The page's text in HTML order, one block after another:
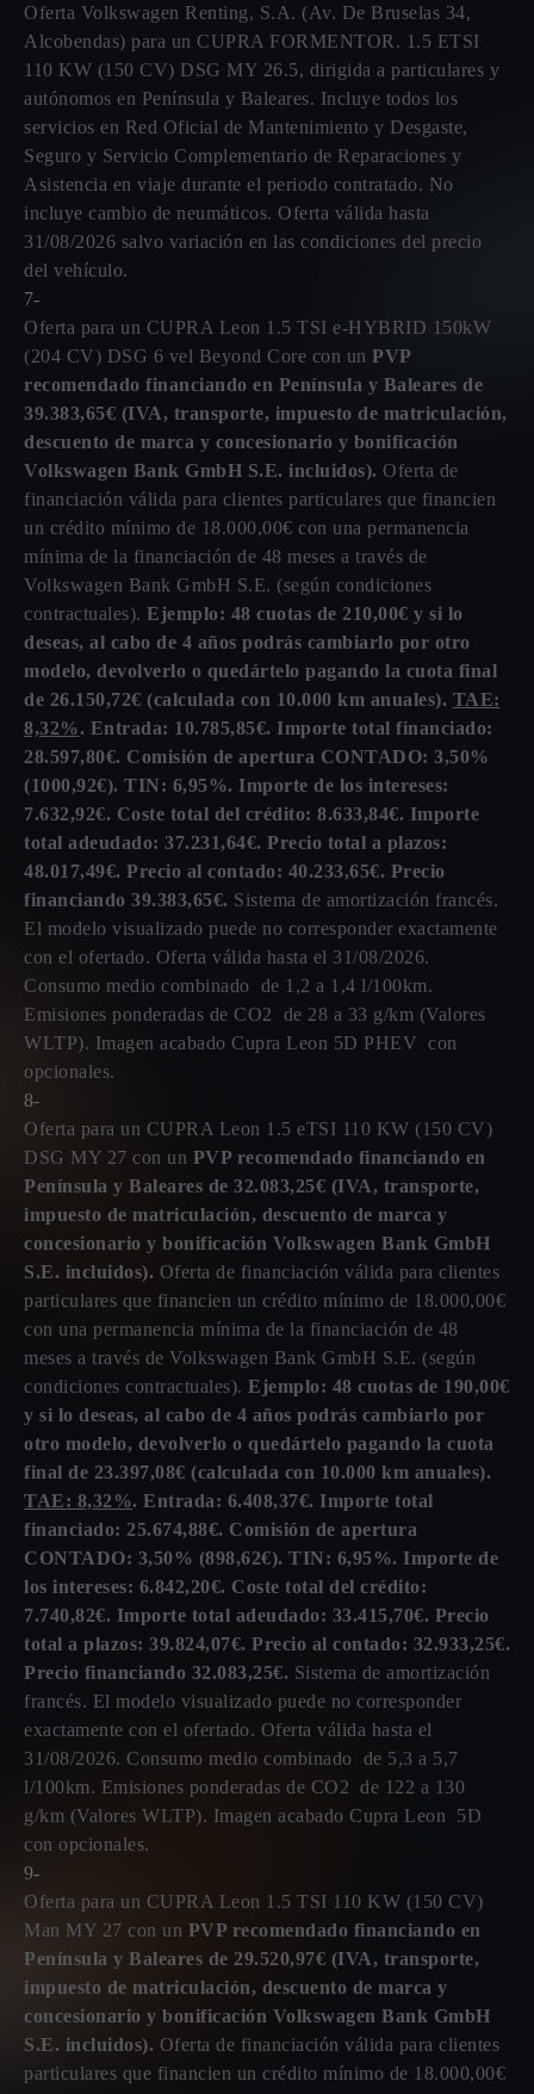
Oferta Volkswagen Renting, S.A. (Av. De Bruselas 34,
Alcobendas) para un CUPRA FORMENTOR. 1.5 ETSI
110 KW (150 CV) DSG MY 26.5, dirigida a particulares y
autónomos en Península y Baleares. Incluye todos los
servicios en Red Oficial de Mantenimiento y Desgaste,
Seguro y Servicio Complementario de Reparaciones y
Asistencia en viaje durante el periodo contratado. No
incluye cambio de neumáticos. Oferta válida hasta
31/08/2026 salvo variación en las condiciones del precio
del vehículo.
7-
Oferta para un CUPRA Leon 1.5 TSI e-HYBRID 150kW
(204 CV) DSG 6 vel Beyond Core con un PVP
recomendado financiando en Península y Baleares de
39.383,65€ (IVA, transporte, impuesto de matriculación,
descuento de marca y concesionario y bonificación
Volkswagen Bank GmbH S.E. incluidos). Oferta de
financiación válida para clientes particulares que financien
un crédito mínimo de 18.000,00€ con una permanencia
mínima de la financiación de 48 meses a través de
Volkswagen Bank GmbH S.E. (según condiciones
contractuales). Ejemplo: 48 cuotas de 210,00€ y si lo
deseas, al cabo de 4 años podrás cambiarlo por otro
modelo, devolverlo o quedártelo pagando la cuota final
de 26.150,72€ (calculada con 10.000 km anuales). TAE:
8,32%. Entrada: 10.785,85€. Importe total financiado:
28.597,80€. Comisión de apertura CONTADO: 3,50%
(1000,92€). TIN: 6,95%. Importe de los intereses:
7.632,92€. Coste total del crédito: 8.633,84€. Importe
total adeudado: 37.231,64€. Precio total a plazos:
48.017,49€. Precio al contado: 40.233,65€. Precio
financiando 39.383,65€. Sistema de amortización francés.
El modelo visualizado puede no corresponder exactamente
con el ofertado. Oferta válida hasta el 31/08/2026.
Consumo medio combinado de 1,2 a 1,4 l/100km.
Emisiones ponderadas de CO2 de 28 a 33 g/km (Valores
WLTP). Imagen acabado Cupra Leon 5D PHEV con
opcionales.
8-
Oferta para un CUPRA Leon 1.5 eTSI 110 KW (150 CV)
DSG MY 27 con un PVP recomendado financiando en
Península y Baleares de 32.083,25€ (IVA, transporte,
impuesto de matriculación, descuento de marca y
concesionario y bonificación Volkswagen Bank GmbH
S.E. incluidos). Oferta de financiación válida para clientes
particulares que financien un crédito mínimo de 18.000,00€
con una permanencia mínima de la financiación de 48
meses a través de Volkswagen Bank GmbH S.E. (según
condiciones contractuales). Ejemplo: 48 cuotas de 190,00€
y si lo deseas, al cabo de 4 años podrás cambiarlo por
otro modelo, devolverlo o quedártelo pagando la cuota
final de 23.397,08€ (calculada con 10.000 km anuales).
TAE: 8,32%. Entrada: 6.408,37€. Importe total
financiado: 25.674,88€. Comisión de apertura
CONTADO: 3,50% (898,62€). TIN: 6,95%. Importe de
los intereses: 6.842,20€. Coste total del crédito:
7.740,82€. Importe total adeudado: 33.415,70€. Precio
total a plazos: 39.824,07€. Precio al contado: 32.933,25€.
Precio financiando 32.083,25€. Sistema de amortización
francés. El modelo visualizado puede no corresponder
exactamente con el ofertado. Oferta válida hasta el
31/08/2026. Consumo medio combinado de 5,3 a 5,7
l/100km. Emisiones ponderadas de CO2 de 122 a 130
g/km (Valores WLTP). Imagen acabado Cupra Leon 5D
con opcionales.
9-
Oferta para un CUPRA Leon 1.5 TSI 110 KW (150 CV)
Man MY 27 con un PVP recomendado financiando en
Península y Baleares de 29.520,97€ (IVA, transporte,
impuesto de matriculación, descuento de marca y
concesionario y bonificación Volkswagen Bank GmbH
S.E. incluidos). Oferta de financiación válida para clientes
particulares que financien un crédito mínimo de 18.000,00€